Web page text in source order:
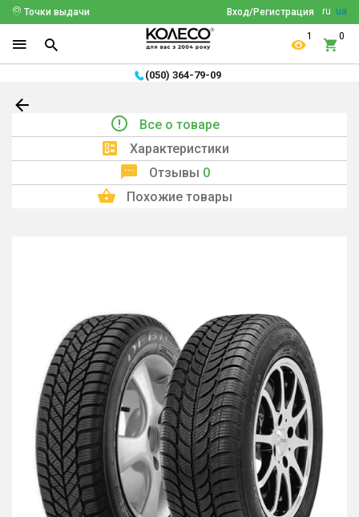
ru ua
Вход/Регистрация
Точки выдачи
1 0
(050) 364-79-09
Все о товаре
Характеристики
Отзывы 0
Похожие товары